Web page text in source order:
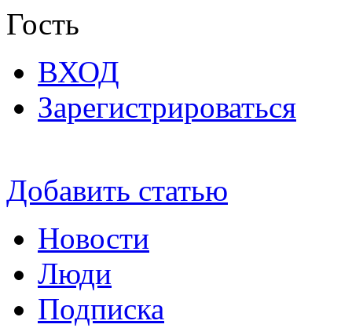
Гость
ВХОД
Зарегистрироваться
Добавить статью
Новости
Люди
Подписка